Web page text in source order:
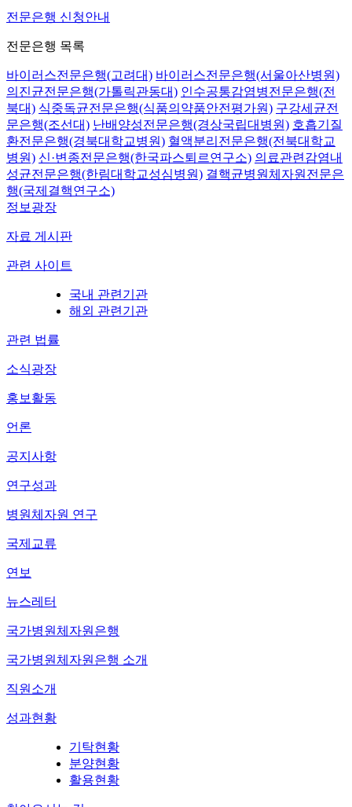
전문은행 신청안내
전문은행 목록
바이러스전문은행(고려대) 바이러스전문은행(서울아산병원)
의진균전문은행(가톨릭관동대) 인수공통감염병전문은행(전
북대) 식중독균전문은행(식품의약품안전평가원) 구강세균전
문은행(조선대) 난배양성전문은행(경상국립대병원) 호흡기질
환전문은행(경북대학교병원) 혈액분리전문은행(전북대학교
병원) 신·변종전문은행(한국파스퇴르연구소) 의료관련감염내
성균전문은행(한림대학교성심병원) 결핵균병원체자원전문은
행(국제결핵연구소)
정보광장
자료 게시판
관련 사이트
국내 관련기관
해외 관련기관
관련 법률
소식광장
홍보활동
언론
공지사항
연구성과
병원체자원 연구
국제교류
연보
뉴스레터
국가병원체자원은행
국가병원체자원은행 소개
직원소개
성과현황
기탁현황
분양현황
활용현황